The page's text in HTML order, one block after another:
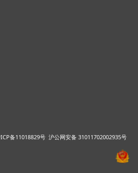
备11018829号 沪公网安备 31011702002935号